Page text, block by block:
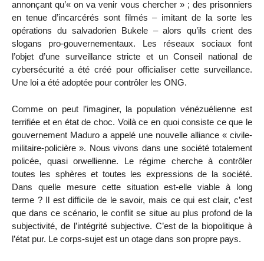
annonçant qu’« on va venir vous chercher » ; des prisonniers
en tenue d’incarcérés sont filmés – imitant de la sorte les
opérations du salvadorien Bukele – alors qu’ils crient des
slogans pro-gouvernementaux. Les réseaux sociaux font
l’objet d’une surveillance stricte et un Conseil national de
cybersécurité a été créé pour officialiser cette surveillance.
Une loi a été adoptée pour contrôler les ONG.
Comme on peut l’imaginer, la population vénézuélienne est
terrifiée et en état de choc. Voilà ce en quoi consiste ce que le
gouvernement Maduro a appelé une nouvelle alliance « civile-
militaire-policière ». Nous vivons dans une société totalement
policée, quasi orwellienne. Le régime cherche à contrôler
toutes les sphères et toutes les expressions de la société.
Dans quelle mesure cette situation est-elle viable à long
terme ? Il est difficile de le savoir, mais ce qui est clair, c’est
que dans ce scénario, le conflit se situe au plus profond de la
subjectivité, de l’intégrité subjective. C’est de la biopolitique à
l’état pur. Le corps-sujet est un otage dans son propre pays.